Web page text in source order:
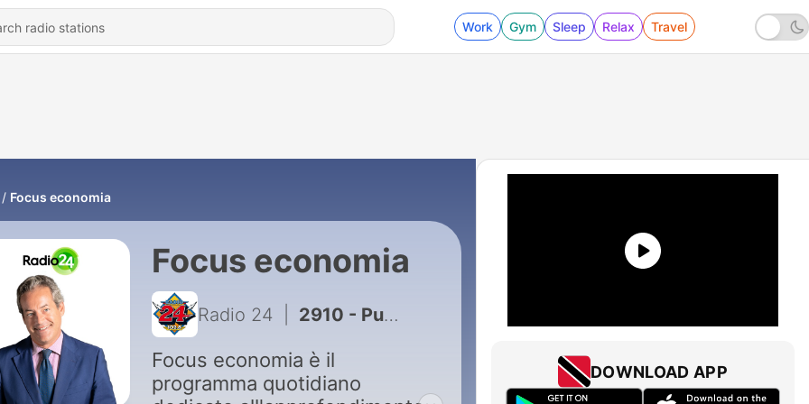
Work Gym Sleep Relax Travel
Focus economia
Focus economia
Radio 24 2910 - Puntata del 06/08/2026
Focus economia è il
programma quotidiano
DOWNLOAD APP